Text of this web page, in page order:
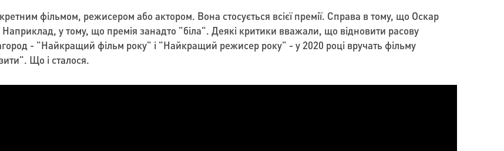
фільмом, режисером або актором. Вона стосується всієї премії. Справа в тому, що Оскар
Наприклад, у тому, що премія занадто "біла". Деякі критики вважали, що відновити расову
- "Найкращий фільм року" і "Найкращий режисер року" - у 2020 році вручать фільму
Що і сталося.